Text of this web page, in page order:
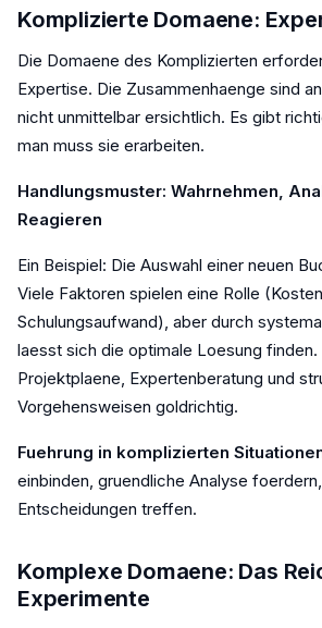
Komplizierte Domaene:
Die Domaene des Komplizierten
Expertise. Die Zusammenhaenge sind
nicht unmittelbar ersichtlich. Es gibt
man muss sie erarbeiten.
Handlungsmuster: Wahrnehmen,
Reagieren
Ein Beispiel: Die Auswahl einer neuen
Viele Faktoren spielen eine Rolle
Schulungsaufwand), aber durch
laesst sich die optimale Loesung finden.
Projektplaene, Expertenberatung und
Vorgehensweisen goldrichtig.
Fuehrung in komplizierten
einbinden, gruendliche Analyse
Entscheidungen treffen.
Komplexe Domaene: Das
Experimente